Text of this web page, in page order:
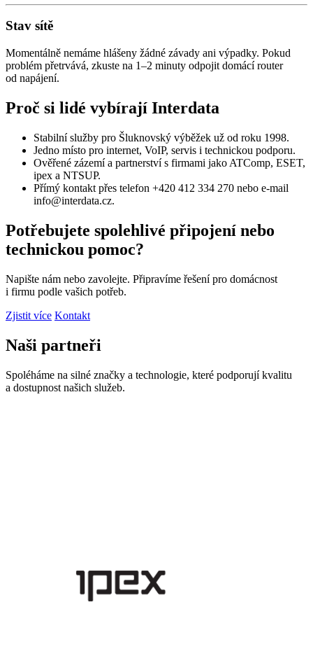
Stav sítě
Momentálně nemáme hlášeny žádné závady ani výpadky. Pokud
problém přetrvává, zkuste na 1–2 minuty odpojit domácí router
od napájení.
Proč si lidé vybírají Interdata
Stabilní služby pro Šluknovský výběžek už od roku 1998.
Jedno místo pro internet, VoIP, servis i technickou podporu.
Ověřené zázemí a partnerství s firmami jako ATComp, ESET,
ipex a NTSUP.
Přímý kontakt přes telefon +420 412 334 270 nebo e-mail
info@interdata.cz.
Potřebujete spolehlivé připojení nebo
technickou pomoc?
Napište nám nebo zavolejte. Připravíme řešení pro domácnost
i firmu podle vašich potřeb.
Zjistit více Kontakt
Naši partneři
Spoléháme na silné značky a technologie, které podporují kvalitu
a dostupnost našich služeb.